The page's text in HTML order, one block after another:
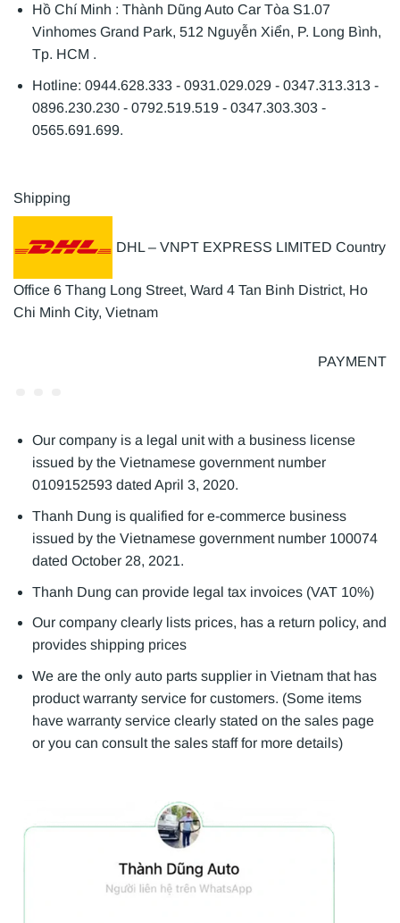
Hồ Chí Minh : Thành Dũng Auto Car Tòa S1.07
Vinhomes Grand Park, 512 Nguyễn Xiển, P. Long Bình,
Tp. HCM .
Hotline: 0944.628.333 - 0931.029.029 - 0347.313.313 -
0896.230.230 - 0792.519.519 - 0347.303.303 -
0565.691.699.
Shipping
DHL – VNPT EXPRESS LIMITED Country
Office 6 Thang Long Street, Ward 4 Tan Binh District, Ho
Chi Minh City, Vietnam
PAYMENT
Our company is a legal unit with a business license
issued by the Vietnamese government number
0109152593 dated April 3, 2020.
Thanh Dung is qualified for e-commerce business
issued by the Vietnamese government number 100074
dated October 28, 2021.
Thanh Dung can provide legal tax invoices (VAT 10%)
Our company clearly lists prices, has a return policy, and
provides shipping prices
We are the only auto parts supplier in Vietnam that has
product warranty service for customers. (Some items
have warranty service clearly stated on the sales page
or you can consult the sales staff for more details)